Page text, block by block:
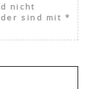
nicht
sind mit*